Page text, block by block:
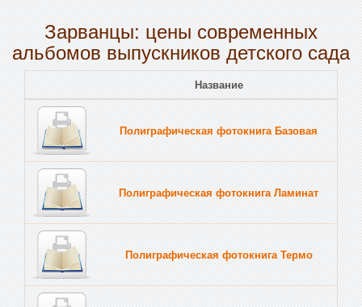
Зарванцы: цены современных
альбомов выпускников детского сада
Название
Полиграфическая фотокнига Базовая
Полиграфическая фотокнига Ламинат
Полиграфическая фотокнига Термо